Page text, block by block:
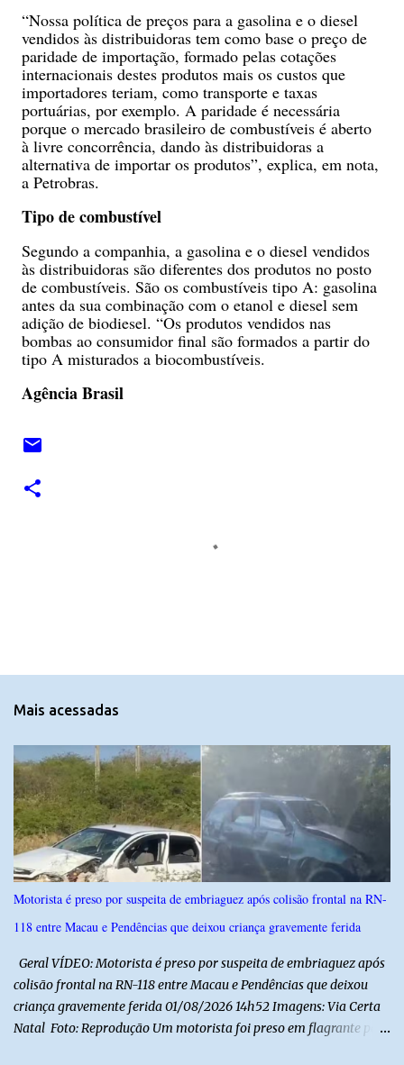
“Nossa política de preços para a gasolina e o diesel
vendidos às distribuidoras tem como base o preço de
paridade de importação, formado pelas cotações
internacionais destes produtos mais os custos que
importadores teriam, como transporte e taxas
portuárias, por exemplo. A paridade é necessária
porque o mercado brasileiro de combustíveis é aberto
à livre concorrência, dando às distribuidoras a
alternativa de importar os produtos”, explica, em nota,
a Petrobras.
Tipo de combustível
Segundo a companhia, a gasolina e o diesel vendidos
às distribuidoras são diferentes dos produtos no posto
de combustíveis. São os combustíveis tipo A: gasolina
antes da sua combinação com o etanol e diesel sem
adição de biodiesel. “Os produtos vendidos nas
bombas ao consumidor final são formados a partir do
tipo A misturados a biocombustíveis.
Agência Brasil
n
r
i
o
s
Mais acessadas
Motorista é preso por suspeita de embriaguez após colisão frontal na RN-
118 entre Macau e Pendências que deixou criança gravemente ferida
Geral VÍDEO: Motorista é preso por suspeita de embriaguez após
colisão frontal na RN-118 entre Macau e Pendências que deixou
criança gravemente ferida 01/08/2026 14h52 Imagens: Via Certa
Natal Foto: Reprodução Um motorista foi preso em flagrante por